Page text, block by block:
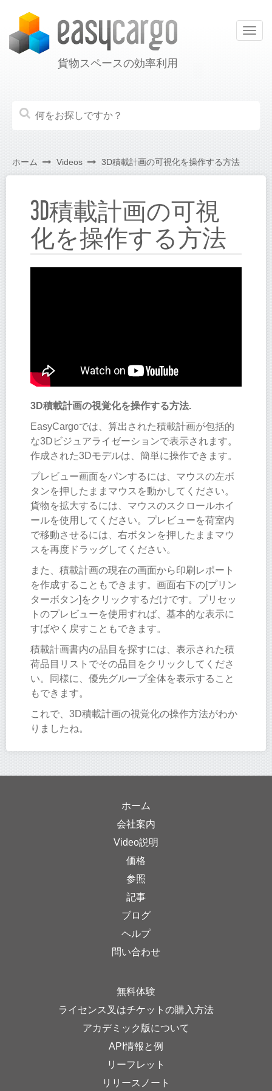
貨物スペースの効率利用
ホーム Videos 3D積載計画の可視化を操作する方法
3D積載計画の可視
化を操作する方法
3D積載計画の視覚化を操作する方法.
EasyCargoでは、算出された積載計画が包括的
な3Dビジュアライゼーションで表示されます。
作成された3Dモデルは、簡単に操作できます。
プレビュー画面をパンするには、マウスの左ボ
タンを押したままマウスを動かしてください。
貨物を拡大するには、マウスのスクロールホイ
ールを使用してください。プレビューを荷室内
で移動させるには、右ボタンを押したままマウ
スを再度ドラッグしてください。
また、積載計画の現在の画面から印刷レポート
を作成することもできます。画面右下の[プリン
ターボタン]をクリックするだけです。プリセッ
トのプレビューを使用すれば、基本的な表示に
すばやく戻すこともできます。
積載計画書内の品目を探すには、表示された積
荷品目リストでその品目をクリックしてくださ
い。同様に、優先グループ全体を表示すること
もできます。
これで、3D積載計画の視覚化の操作方法がわか
りましたね。
ホーム
会社案内
Video説明
価格
参照
記事
ブログ
ヘルプ
問い合わせ
無料体験
ライセンス叉はチケットの購入方法
アカデミック版について
API情報と例
リーフレット
リリースノート